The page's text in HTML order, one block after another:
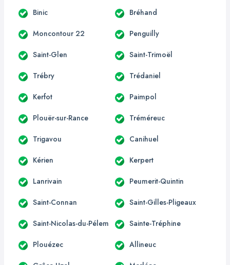
Binic Bréhand
Moncontour 22 Penguilly
Saint-Glen Saint-Trimoël
Trébry Trédaniel
Kerfot Paimpol
Plouër-sur-Rance Tréméreuc
Trigavou Canihuel
Kérien Kerpert
Lanrivain Peumerit-Quintin
Saint-Connan Saint-Gilles-Pligeaux
Saint-Nicolas-du-Pélem Sainte-Tréphine
Plouézec Allineuc